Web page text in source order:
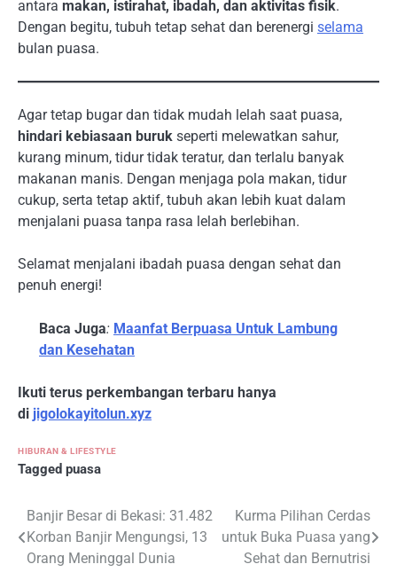
antara makan, istirahat, ibadah, dan aktivitas fisik.
Dengan begitu, tubuh tetap sehat dan berenergi selama
bulan puasa.
Agar tetap bugar dan tidak mudah lelah saat puasa,
hindari kebiasaan buruk seperti melewatkan sahur,
kurang minum, tidur tidak teratur, dan terlalu banyak
makanan manis. Dengan menjaga pola makan, tidur
cukup, serta tetap aktif, tubuh akan lebih kuat dalam
menjalani puasa tanpa rasa lelah berlebihan.
Selamat menjalani ibadah puasa dengan sehat dan
penuh energi!
Baca Juga: Maanfat Berpuasa Untuk Lambung
dan Kesehatan
Ikuti terus perkembangan terbaru hanya
di jigolokayitolun.xyz
HIBURAN & LIFESTYLE
Tagged puasa
Navigasi
pos
Banjir Besar di Bekasi: 31.482
Korban Banjir Mengungsi, 13
Orang Meninggal Dunia
Kurma Pilihan Cerdas
untuk Buka Puasa yang
Sehat dan Bernutrisi